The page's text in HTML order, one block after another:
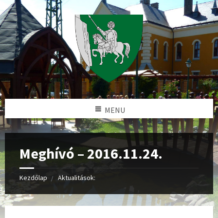
MENU
Meghívó – 2016.11.24.
Kezdőlap Aktualitások: